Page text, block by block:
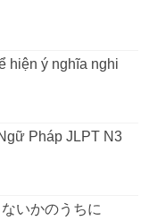
hiện ý nghĩa nghi
Pháp JLPT N3
いかのうちに